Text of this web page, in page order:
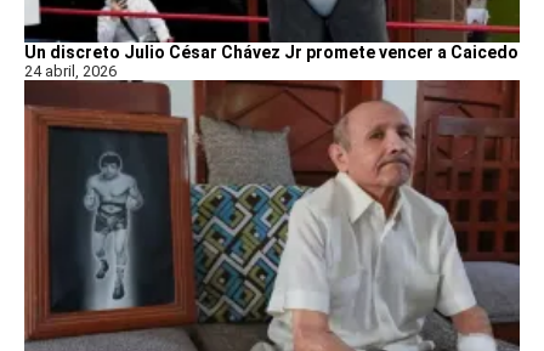
Un discreto Julio César Chávez Jr promete vencer a Caicedo
24 abril, 2026